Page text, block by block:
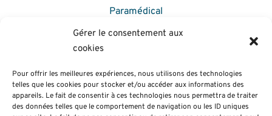
Gérer le consentement aux
cookies
Pour offrir les meilleures expériences, nous utilisons des technologies
telles que les cookies pour stocker et/ou accéder aux informations des
appareils. Le fait de consentir à ces technologies nous permettra de traiter
des données telles que le comportement de navigation ou les ID uniques
Paramédical
VAE – Formation Continue
Comment s’inscrire
VIE ÉTUDIANTE